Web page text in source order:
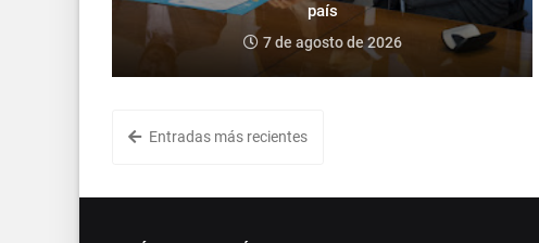
país
7 de agosto de 2026
Entradas más recientes